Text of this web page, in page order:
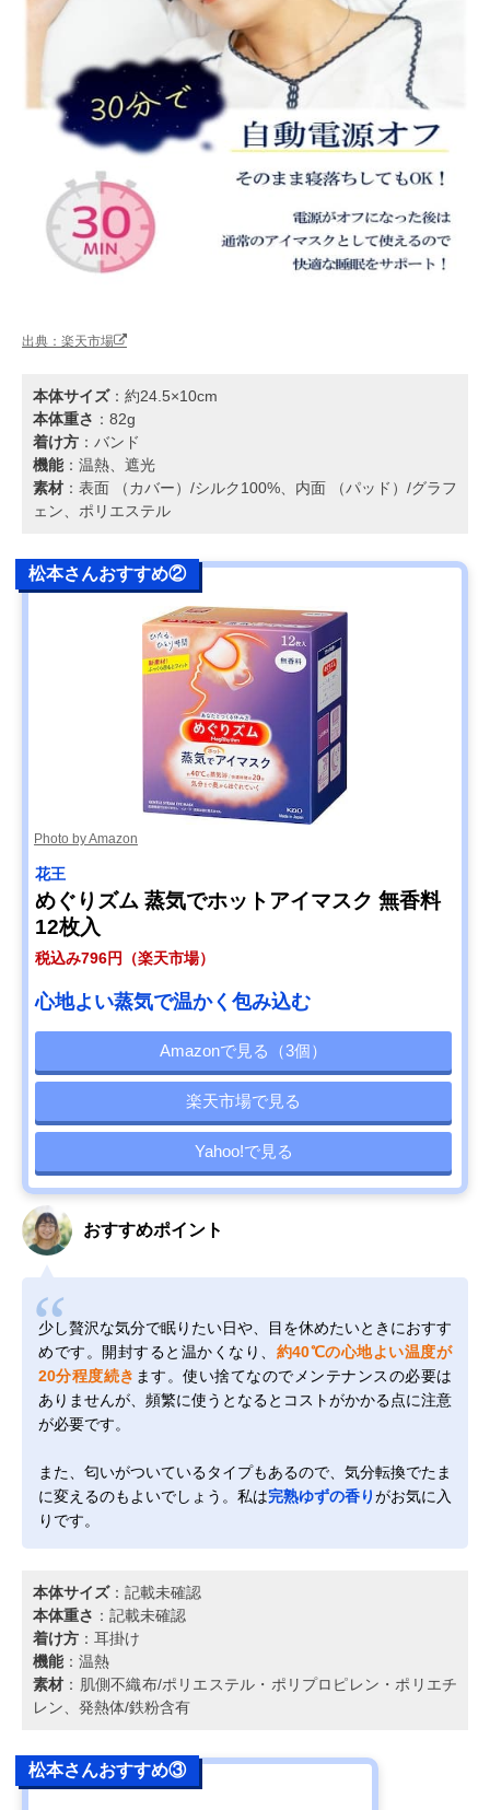
出典：楽天市場
本体サイズ：約24.5×10cm
本体重さ ：82g
着け方 ：バンド
機能：温熱、遮光
素材 ：表面 （カバー）/シルク100%、内面 （パッド）/グラフ
ェン、ポリエステル
松本さんおすすめ②
Photo by Amazon
花王
めぐりズム 蒸気でホットアイマスク 無香料
12枚入
税込み796円（楽天市場）
心地よい蒸気で温かく包み込む
Amazonで見る（3個）
楽天市場で見る
Yahoo!で見る
おすすめポイント
少し贅沢な気分で眠りたい日や、目を休めたいときにおすす
めです。開封すると温かくなり、 約40℃の心地よい温度が
20分程度続き ます。使い捨てなのでメンテナンスの必要は
ありませんが、頻繁に使うとなるとコストがかかる点に注意
が必要です。
また、匂いがついているタイプもあるので、気分転換でたま
に変えるのもよいでしょう。私は完熟ゆずの香りがお気に入
りです。
本体サイズ：記載未確認
本体重さ ：記載未確認
着け方 ：耳掛け
機能：温熱
素材 ：肌側不織布/ポリエステル・ポリプロピレン・ポリエチ
レン、発熱体/鉄粉含有
松本さんおすすめ③